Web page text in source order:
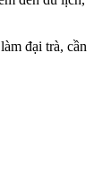
đại trà, cần